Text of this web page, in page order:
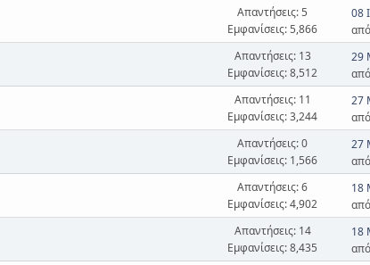
Απαντήσεις: 5
Εμφανίσεις: 5,866
08
από
Απαντήσεις: 13
Εμφανίσεις: 8,512
29
από
Απαντήσεις: 11
Εμφανίσεις: 3,244
27
από
Απαντήσεις: 0
Εμφανίσεις: 1,566
27
από
Απαντήσεις: 6
Εμφανίσεις: 4,902
18
από
Απαντήσεις: 14
Εμφανίσεις: 8,435
18
από